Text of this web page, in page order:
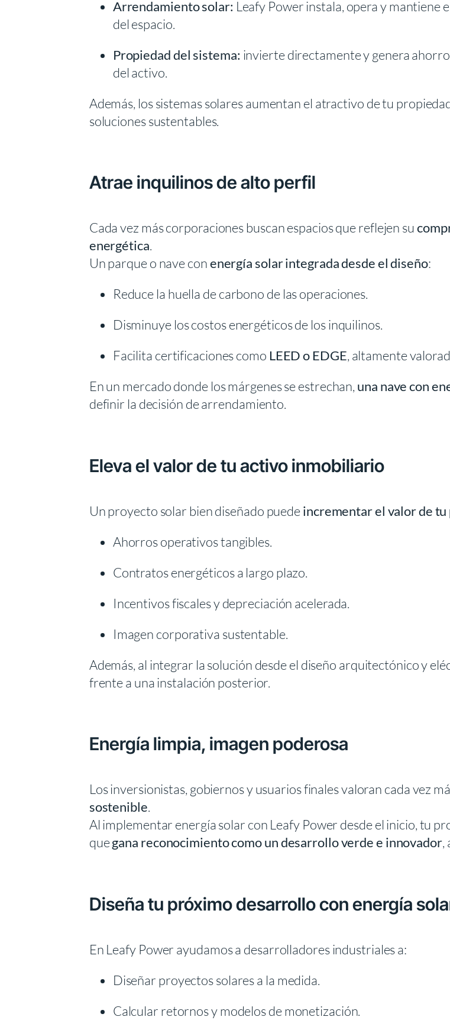
Arrendamiento solar: Leafy Power instala, opera y mantiene
del espacio.
Propiedad del sistema: invierte directamente y genera
del activo.
Además, los sistemas solares aumentan el atractivo de tu
soluciones sustentables.
Atrae inquilinos de alto perfil
Cada vez más corporaciones buscan espacios que reflejen su
energética.
Un parque o nave conenergía solar integrada desde el diseño:
Reduce la huella de carbono de las operaciones.
Disminuye los costos energéticos de los inquilinos.
Facilita certificaciones como LEED o EDGE, altamente
En un mercado donde los márgenes se estrechan, una nave con
definir la decisión de arrendamiento.
Eleva el valor de tu activo inmobiliario
Un proyecto solar bien diseñado puedeincrementar el valor de tu
Ahorros operativos tangibles.
Contratos energéticos a largo plazo.
Incentivos fiscales y depreciación acelerada.
Imagen corporativa sustentable.
Además, al integrar la solución desde el diseño arquitectónico y
frente a una instalación posterior.
Energía limpia, imagen poderosa
Los inversionistas, gobiernos y usuarios finales valoran cada vez
sostenible.
Al implementar energía solar con Leafy Power desde el inicio, tu
quegana reconocimiento como un desarrollo verde e innovador,
Diseña tu próximo desarrollo con energía
En Leafy Power ayudamos a desarrolladores industriales a:
Diseñar proyectos solares a la medida.
Calcular retornos y modelos de monetización.